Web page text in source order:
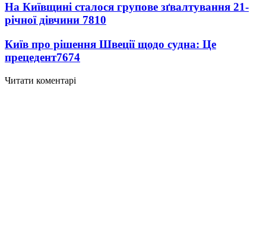
На Київщині сталося групове зґвалтування 21-
річної дівчини 7810
Київ про рішення Швеції щодо судна: Це
прецедент7674
Читати коментарі